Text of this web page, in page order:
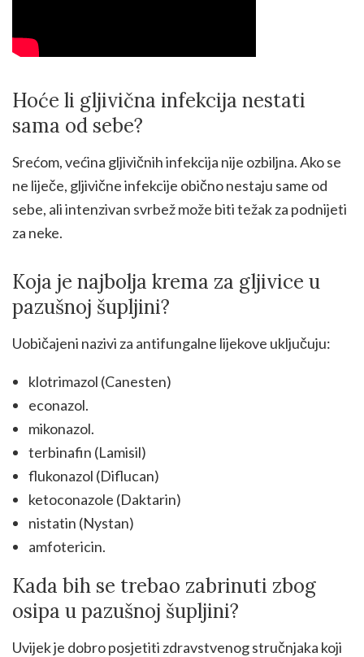
Hoće li gljivična infekcija nestati
sama od sebe?
Srećom, većina gljivičnih infekcija nije ozbiljna. Ako se
ne liječe, gljivične infekcije obično nestaju same od
sebe, ali intenzivan svrbež može biti težak za podnijeti
za neke.
Koja je najbolja krema za gljivice u
pazušnoj šupljini?
Uobičajeni nazivi za antifungalne lijekove uključuju:
klotrimazol (Canesten)
econazol.
mikonazol.
terbinafin (Lamisil)
flukonazol (Diflucan)
ketoconazole (Daktarin)
nistatin (Nystan)
amfotericin.
Kada bih se trebao zabrinuti zbog
osipa u pazušnoj šupljini?
Uvijek je dobro posjetiti zdravstvenog stručnjaka koji